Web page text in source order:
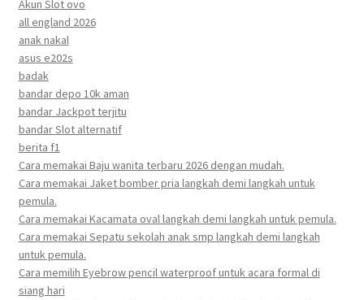
Akun Slot ovo
all england 2026
anak nakal
asus e202s
badak
bandar depo 10k aman
bandar Jackpot terjitu
bandar Slot alternatif
berita f1
Cara memakai Baju wanita terbaru 2026 dengan mudah.
Cara memakai Jaket bomber pria langkah demi langkah untuk
pemula.
Cara memakai Kacamata oval langkah demi langkah untuk pemula.
Cara memakai Sepatu sekolah anak smp langkah demi langkah
untuk pemula.
Cara memilih Eyebrow pencil waterproof untuk acara formal di
siang hari